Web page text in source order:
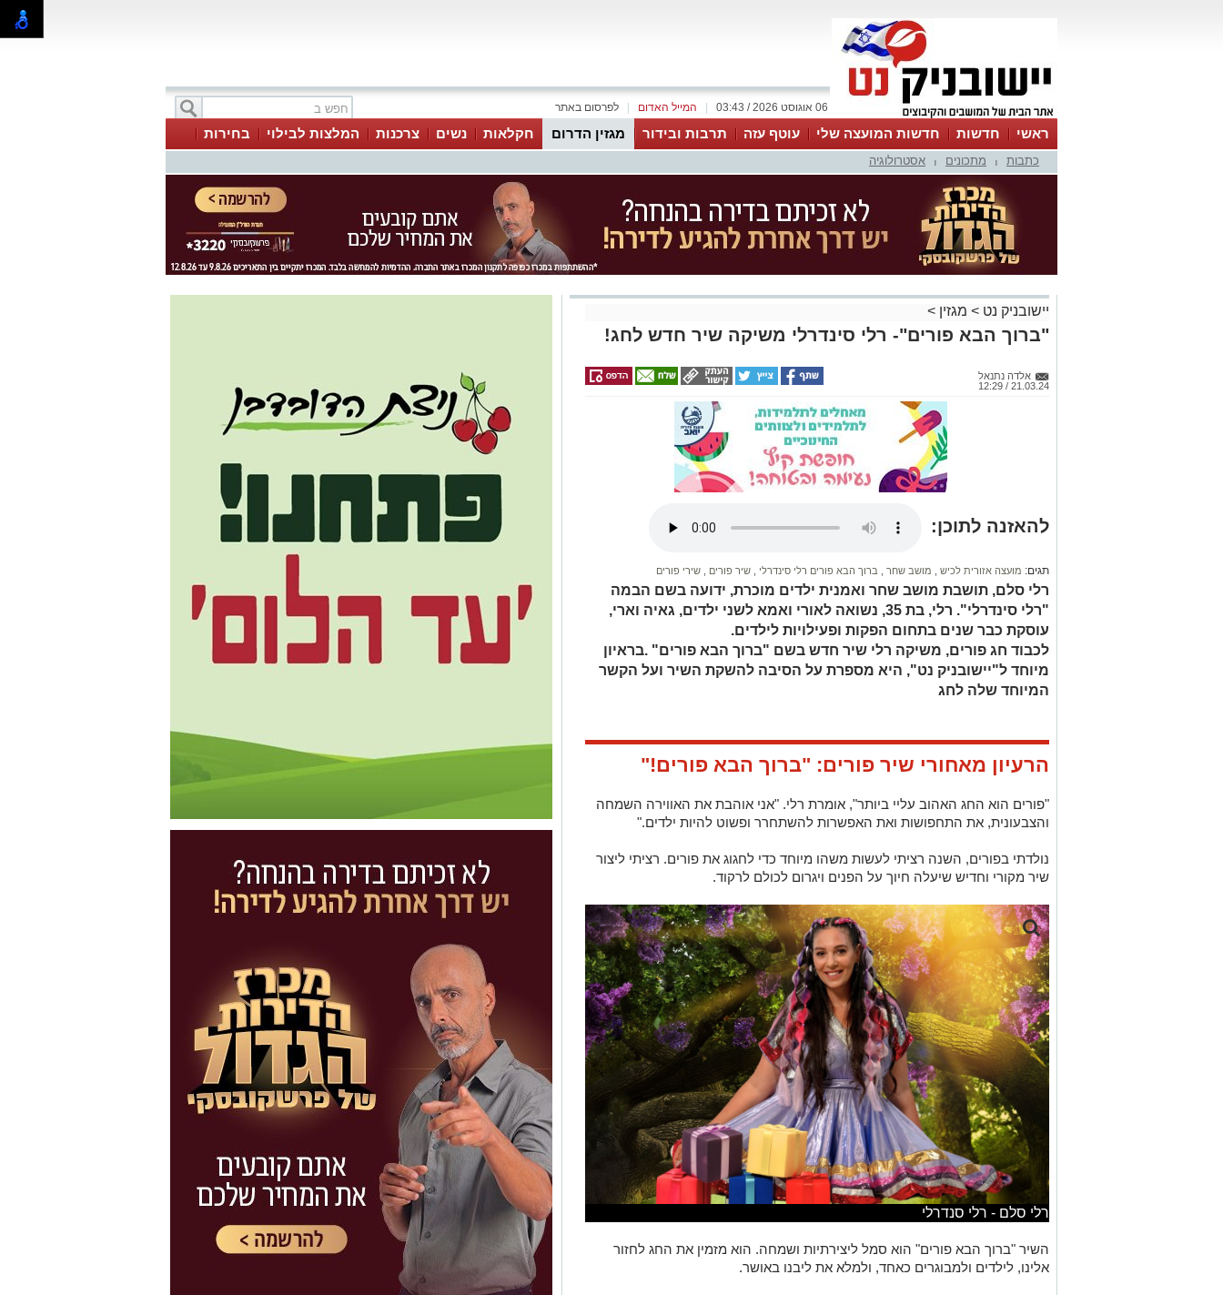
לפרסום באתר המייל האדום 06 אוגוסט 2026 / 03:43
ראשי חדשות חדשות המועצה שלי עוטף עזה תרבות ובידור מגזין הדרום חקלאות נשים צרכנות המלצות לבילוי
בחירות
אינדקס עסקים
לוח טיפים והמלצות כתבות מתכונים אסטרולוגיה
יישובניק נט > מגזין >
"ברוך הבא פורים"- רלי סינדרלי משיקה שיר חדש לחג!
אלדה נתנאל
21.03.24 / 12:29
להאזנה לתוכן:
תגים: מועצה אזורית לכיש מושב שחר ברוך הבא פורים רלי סינדרלי שיר פורים שירי פורים
רלי סלם, תושבת מושב שחר ואמנית ילדים מוכרת, ידועה בשם הבמה
"רלי סינדרלי". רלי, בת 35, נשואה לאורי ואמא לשני ילדים, גאיה וארי,
עוסקת כבר שנים בתחום הפקות ופעילויות לילדים.
לכבוד חג פורים, משיקה רלי שיר חדש בשם "ברוך הבא פורים" .בראיון
מיוחד ל"יישובניק נט", היא מספרת על הסיבה להשקת השיר ועל הקשר
המיוחד שלה לחג
הרעיון מאחורי שיר פורים: "ברוך הבא פורים!"
"פורים הוא החג האהוב עליי ביותר", אומרת רלי. "אני אוהבת את האווירה השמחה
והצבעונית, את התחפושות ואת האפשרות להשתחרר ופשוט להיות ילדים."
נולדתי בפורים, השנה רציתי לעשות משהו מיוחד כדי לחגוג את פורים. רציתי ליצור
שיר מקורי וחדיש שיעלה חיוך על הפנים ויגרום לכולם לרקוד.
רלי סלם - רלי סנדרלי
השיר "ברוך הבא פורים" הוא סמל ליצירתיות ושמחה. הוא מזמין את החג לחזור
אלינו, לילדים ולמבוגרים כאחד, ולמלא את ליבנו באושר.